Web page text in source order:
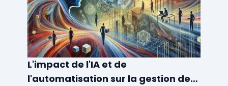
L'impact de l'IA et de
l'automatisation sur la gestion des